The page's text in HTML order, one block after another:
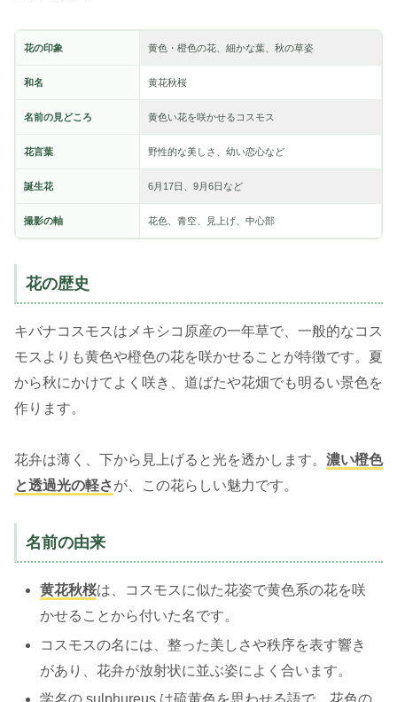
花の印象 黄色・橙色の花、細かな葉、秋の草姿
和名 黄花秋桜
名前の見どころ 黄色い花を咲かせるコスモス
花言葉 野性的な美しさ、幼い恋心など
誕生花 6月17日、9月6日など
撮影の軸 花色、青空、見上げ、中心部
花の歴史
キバナコスモスはメキシコ原産の一年草で、一般的なコス
モスよりも黄色や橙色の花を咲かせることが特徴です。夏
から秋にかけてよく咲き、道ばたや花畑でも明るい景色を
作ります。
花弁は薄く、下から見上げると光を透かします。 濃い橙色
と透過光の軽さが、この花らしい魅力です。
名前の由来
黄花秋桜は、コスモスに似た花姿で黄色系の花を咲
かせることから付いた名です。
コスモスの名には、整った美しさや秩序を表す響き
があり、花弁が放射状に並ぶ姿によく合います。
学名の sulphureus は硫黄色を思わせる語で、花色の